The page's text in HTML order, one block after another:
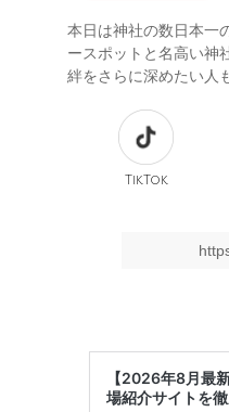
本日は神社の数日本一
ースポットと名高い神
絆をさらに深めたい人
TikTok
【2026年8月最
場紹介サイトを